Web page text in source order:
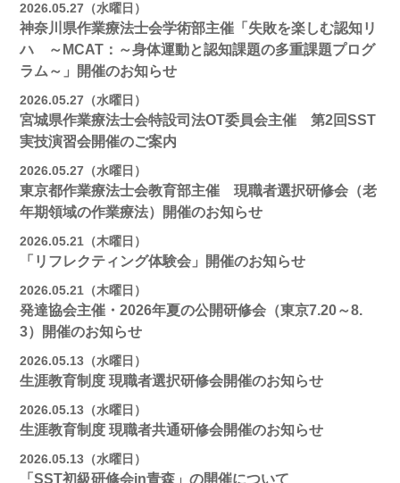
2026.05.27（水曜日）
神奈川県作業療法士会学術部主催「失敗を楽しむ認知リ
ハ ～MCAT：～身体運動と認知課題の多重課題プログ
ラム～」開催のお知らせ
2026.05.27（水曜日）
宮城県作業療法士会特設司法OT委員会主催 第2回SST
実技演習会開催のご案内
2026.05.27（水曜日）
東京都作業療法士会教育部主催 現職者選択研修会（老
年期領域の作業療法）開催のお知らせ
2026.05.21（木曜日）
「リフレクティング体験会」開催のお知らせ
2026.05.21（木曜日）
発達協会主催・2026年夏の公開研修会（東京7.20～8.
3）開催のお知らせ
2026.05.13（水曜日）
生涯教育制度 現職者選択研修会開催のお知らせ
2026.05.13（水曜日）
生涯教育制度 現職者共通研修会開催のお知らせ
2026.05.13（水曜日）
「SST初級研修会in青森」の開催について